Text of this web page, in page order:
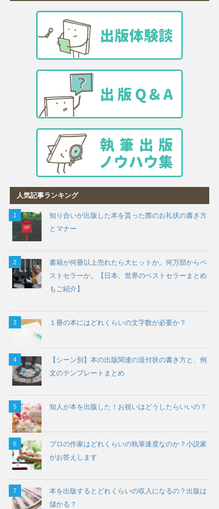
人気記事ランキング
知り合いが出版した本を貰った際のお礼状の書き方
とマナー
書籍が何冊以上売れたら大ヒットか。何万部からベ
ストセラーか。【日本、世界のベストセラーまとめ
もご紹介】
１冊の本にはどれくらいの文字数が必要か？
【シーン別】本の出版関連の送付状の書き方と、例
文のテンプレートまとめ
知人が本を出版した！お祝いはどうしたらいいの？
プロの作家はどれくらいの執筆速度なのか？小説家
がお答えします
本を出版するとどれくらいの収入になるの？出版は
儲かる？